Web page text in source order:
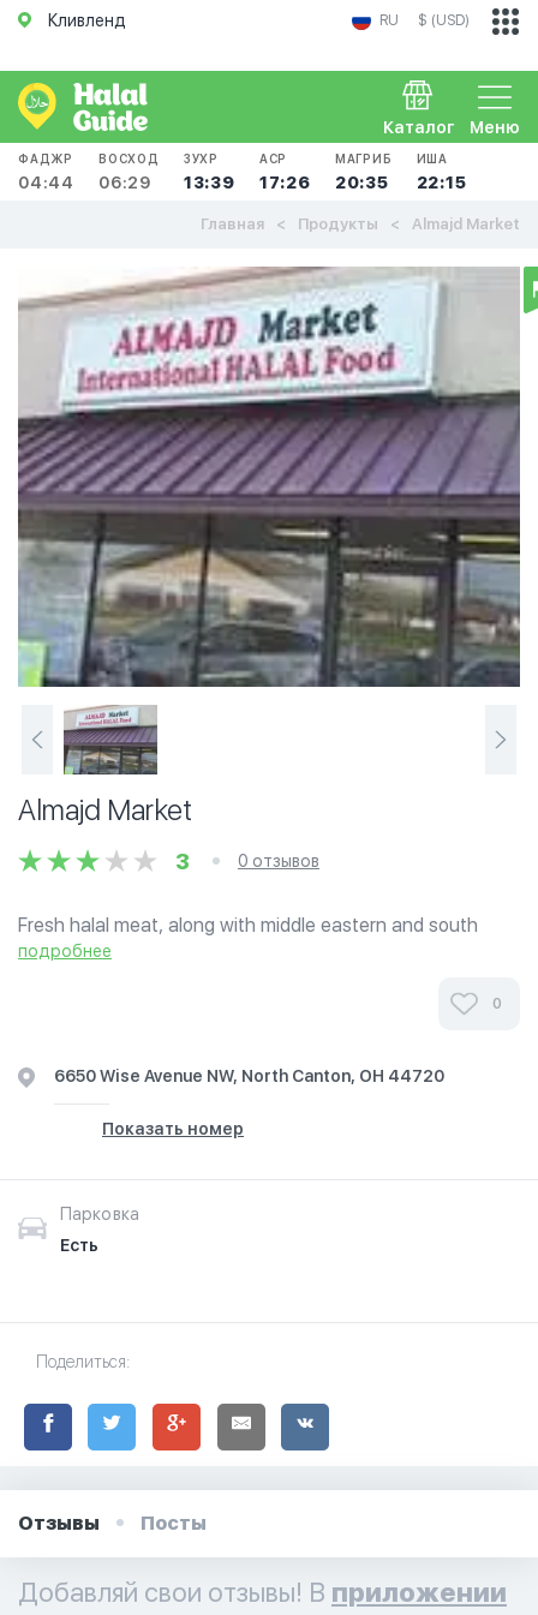
Кливленд RU $ (USD)
Меню
Каталог
ФАДЖР
04:44
ВОСХОД
06:29
ЗУХР
13:39
АСР
17:26
МАГРИБ
20:35
ИША
22:15
Главная Продукты Almajd Market
Almajd Market
3 0 отзывов
Fresh halal meat, along with middle eastern and south
Asian groceries.
подробнее
0
6650 Wise Avenue NW, North Canton, OH 44720
Показать номер
Парковка
Есть
Поделиться:
Отзывы Посты
Добавляй свои отзывы! В приложении